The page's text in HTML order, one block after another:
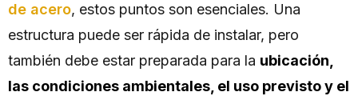
de acero, estos puntos son esenciales. Una
estructura puede ser rápida de instalar, pero
también debe estar preparada para la ubicación,
las condiciones ambientales, el uso previsto y el